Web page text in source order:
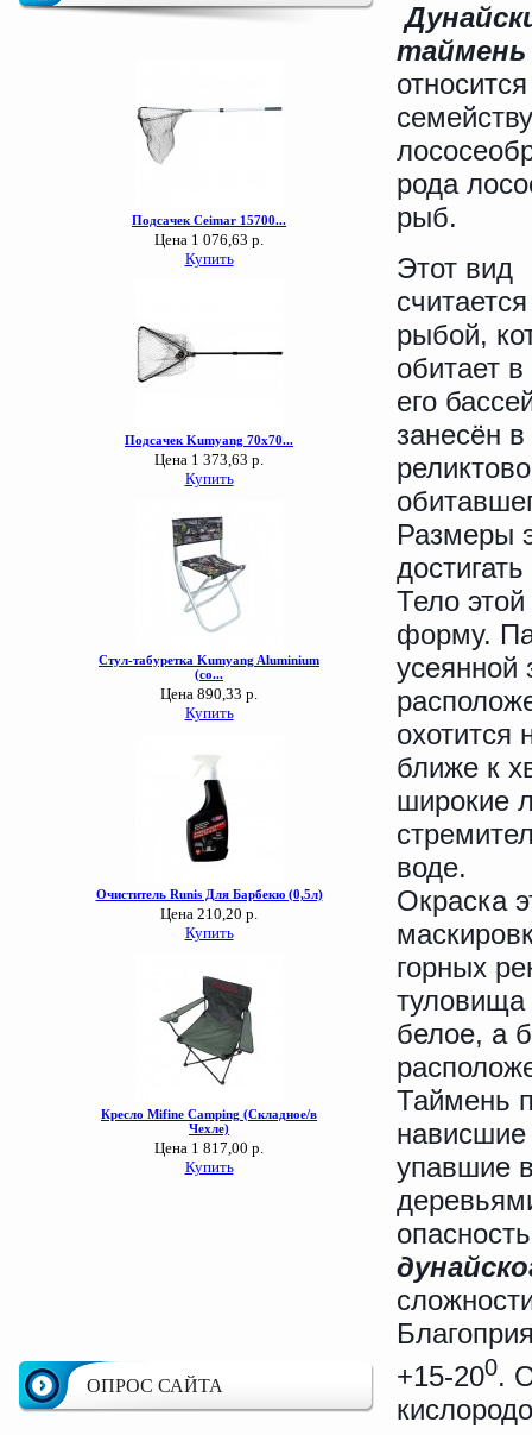
ОПРОС САЙТА
таймень
семейству
рода
рыб.
Этот вид
рыбой,
обитает
его
занесён
Размеры
Тело
форму.
усеянной
охотится
ближе к
широкие
воде.
Окраска
горных
туловища
белое, а
Таймень
нависшие
упавшие
+15-200.